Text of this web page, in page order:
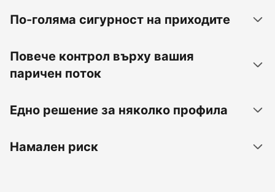
По-голяма сигурност на приходите
Повече контрол върху вашия
паричен поток
Едно решение за няколко профила
Намален риск